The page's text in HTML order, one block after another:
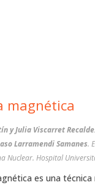
magnética
y Julia Viscarret Recalde.
Larramendi Samanes.
Nuclear. Hospital
es una